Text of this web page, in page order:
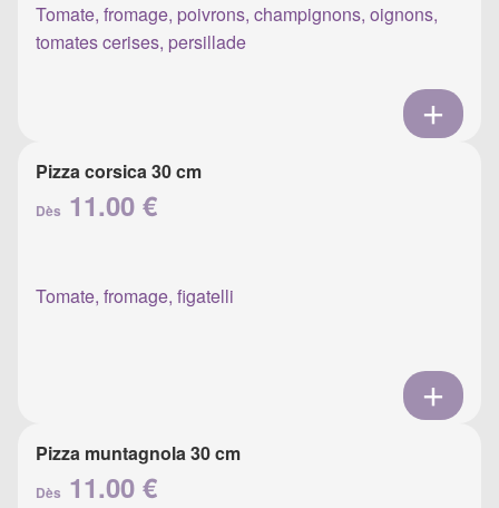
Tomate, fromage, poivrons, champignons, oignons,
tomates cerises, persillade
Pizza corsica 30 cm
Dès 11.00 €
Tomate, fromage, figatelli
Pizza muntagnola 30 cm
Dès 11.00 €